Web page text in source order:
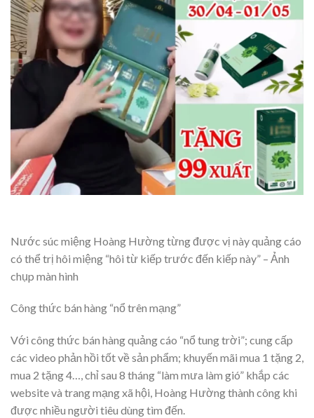
Nước súc miệng Hoàng Hường từng được vị này quảng cáo
có thể trị hôi miệng “hôi từ kiếp trước đến kiếp này” – Ảnh
chụp màn hình
Công thức bán hàng “nổ trên mạng”
Với công thức bán hàng quảng cáo “nổ tung trời”; cung cấp
các video phản hồi tốt về sản phẩm; khuyến mãi mua 1 tặng 2,
mua 2 tặng 4…, chỉ sau 8 tháng “làm mưa làm gió” khắp các
website và trang mạng xã hội, Hoàng Hường thành công khi
được nhiều người tiêu dùng tìm đến.